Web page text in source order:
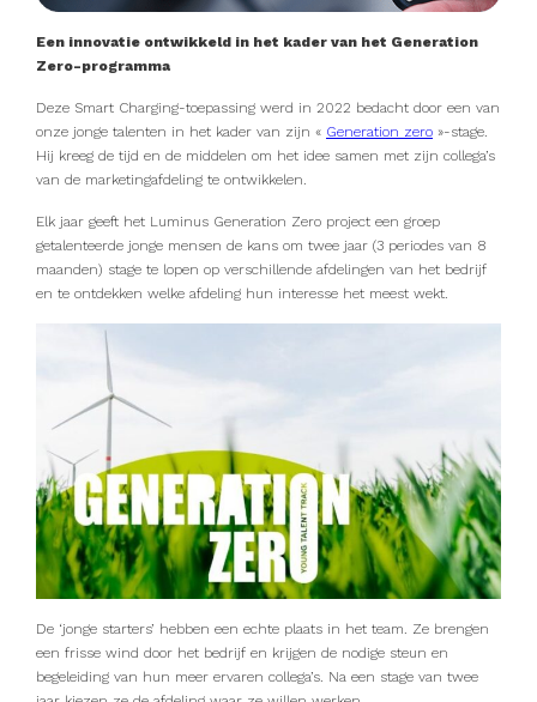
Een innovatie ontwikkeld in het kader van het Generation
Zero-programma
Deze Smart Charging-toepassing werd in 2022 bedacht door een van
onze jonge talenten in het kader van zijn « Generation zero »-stage.
Hij kreeg de tijd en de middelen om het idee samen met zijn collega’s
van de marketingafdeling te ontwikkelen.
Elk jaar geeft het Luminus Generation Zero project een groep
getalenteerde jonge mensen de kans om twee jaar (3 periodes van 8
maanden) stage te lopen op verschillende afdelingen van het bedrijf
en te ontdekken welke afdeling hun interesse het meest wekt.
De ‘jonge starters’ hebben een echte plaats in het team. Ze brengen
een frisse wind door het bedrijf en krijgen de nodige steun en
begeleiding van hun meer ervaren collega’s. Na een stage van twee